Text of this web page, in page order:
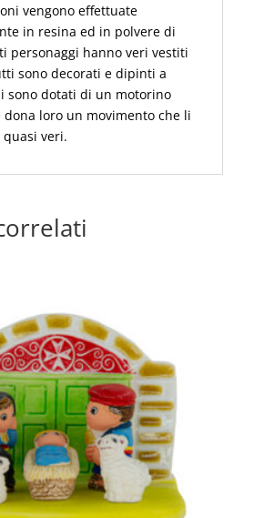
vengono effettuate
in resina ed in polvere di
personaggi hanno veri vestiti
sono decorati e dipinti a
sono dotati di un motorino
loro un movimento che li
veri.